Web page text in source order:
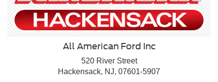
All American Ford Inc
520 River Street
Hackensack, NJ, 07601-5907